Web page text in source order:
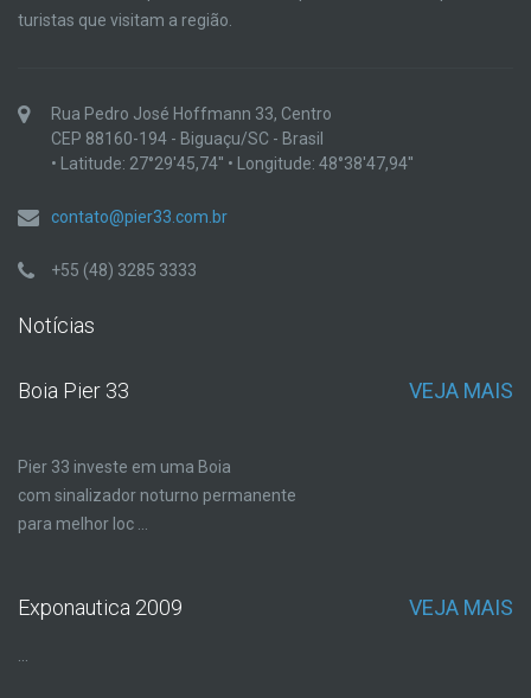
turistas que visitam a região.
Rua Pedro José Hoffmann 33, Centro
CEP 88160-194 - Biguaçu/SC - Brasil
• Latitude: 27°29'45,74'' • Longitude: 48°38'47,94''
contato@pier33.com.br
+55 (48) 3285 3333
Notícias
Boia Pier 33 VEJA MAIS
Pier 33 investe em uma Boia
com sinalizador noturno permanente
para melhor loc ...
Exponautica 2009 VEJA MAIS